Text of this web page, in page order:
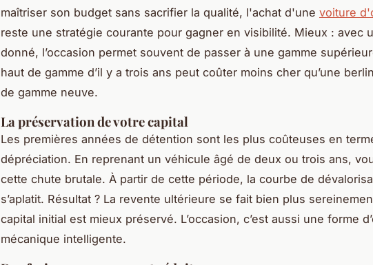
maîtriser son budget sans sacrifier la qualité, l'achat d'une voiture
reste une stratégie courante pour gagner en visibilité. Mieux : avec
donné, l’occasion permet souvent de passer à une gamme
haut de gamme d’il y a trois ans peut coûter moins cher qu’une
de gamme neuve.
La préservation de votre capital
Les premières années de détention sont les plus coûteuses en
dépréciation. En reprenant un véhicule âgé de deux ou trois ans,
cette chute brutale. À partir de cette période, la courbe de
s’aplatit. Résultat ? La revente ultérieure se fait bien plus
capital initial est mieux préservé. L’occasion, c’est aussi une forme
mécanique intelligente.